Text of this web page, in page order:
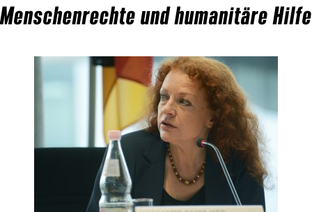
Menschenrechte
Bundestag 2017-2021
Obfrau im Ausschuss für Menschenrechte und
humanitäre Hilfe
Mein Abstimmungsverhalten
Menschenrechte und humanitäre Hilfe